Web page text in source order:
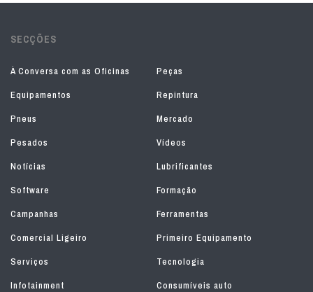
SECÇÕES
À Conversa com as Oficinas
Peças
Equipamentos
Repintura
Pneus
Mercado
Pesados
Vídeos
Notícias
Lubrificantes
Software
Formação
Campanhas
Ferramentas
Comercial Ligeiro
Primeiro Equipamento
Serviços
Tecnologia
Infotainment
Consumíveis auto